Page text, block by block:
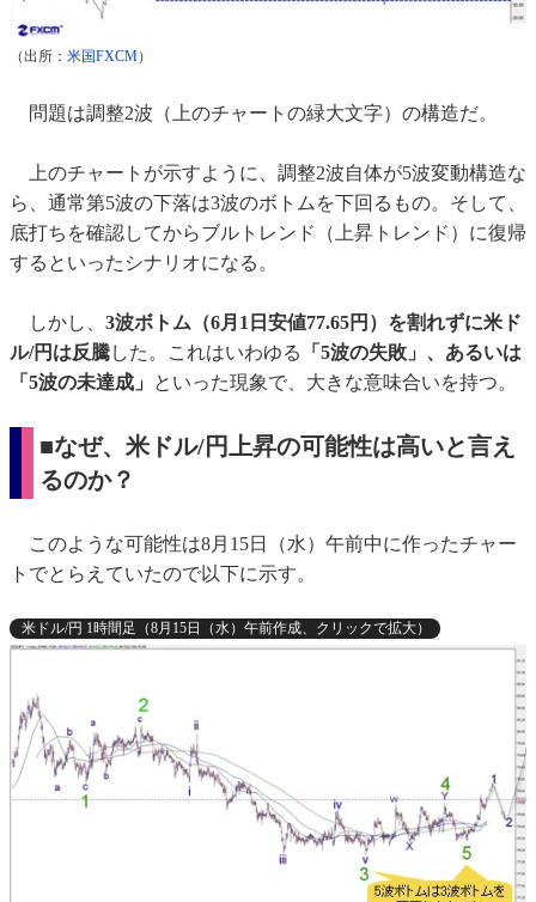
（出所： 米国FXCM）
問題は調整2波（上のチャートの緑大文字）の構造だ。
上のチャートが示すように、調整2波自体が5波変動構造な
ら、通常第5波の下落は3波のボトムを下回るもの。そして、
底打ちを確認してからブルトレンド（上昇トレンド）に復帰
するといったシナリオになる。
しかし、 3波ボトム（6月1日安値77.65円）を割れずに米ド
ル/円は反騰した。これはいわゆる
「5波の失敗」、あるいは
「5波の未達成」
といった現象で、大きな意味合いを持つ。
■なぜ、米ドル/円上昇の可能性は高いと言え
るのか？
このような可能性は8月15日（水）午前中に作ったチャー
トでとらえていたので以下に示す。
米ドル/円 1時間足（8月15日（水）午前作成、クリックで拡大）